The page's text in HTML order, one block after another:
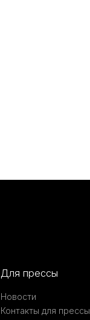
Для прессы
Новости
Контакты для прессы